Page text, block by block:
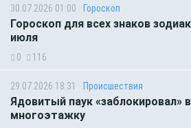
30.07.2026 01:00 Гороскоп
Гороскоп для всех знаков
июля
0 116
29.07.2026 18:31 Происшествия
Ядовитый паук «заблокировал»
многоэтажку